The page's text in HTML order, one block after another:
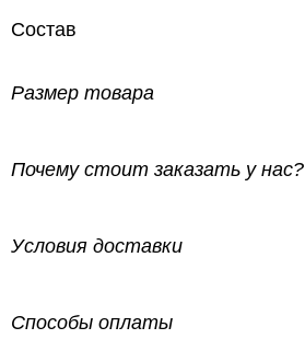
Состав
Размер товара
Почему стоит заказать у нас?
Условия доставки
Способы оплаты